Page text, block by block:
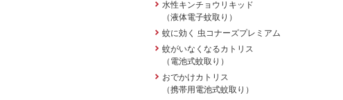
水性キンチョウリキッド
（液体電子蚊取り）
蚊に効く 虫コナーズプレミアム
蚊がいなくなるカトリス
（電池式蚊取り）
おでかけカトリス
（携帯用電池式蚊取り）